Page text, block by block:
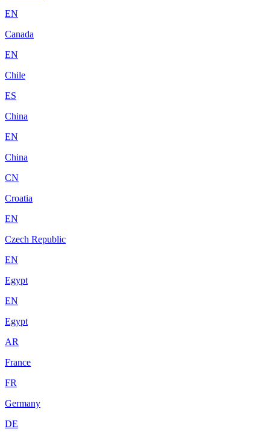
EN
Canada
EN
Chile
ES
China
EN
China
CN
Croatia
EN
Czech Republic
EN
Egypt
EN
Egypt
AR
France
FR
Germany
DE